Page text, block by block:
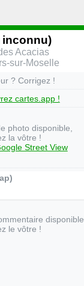
inconnu)
Acacias
sur-Moselle
? Corrigez !
cartes.app !
photo disponible,
la vôtre !
Street View
disponible,
le vôtre !